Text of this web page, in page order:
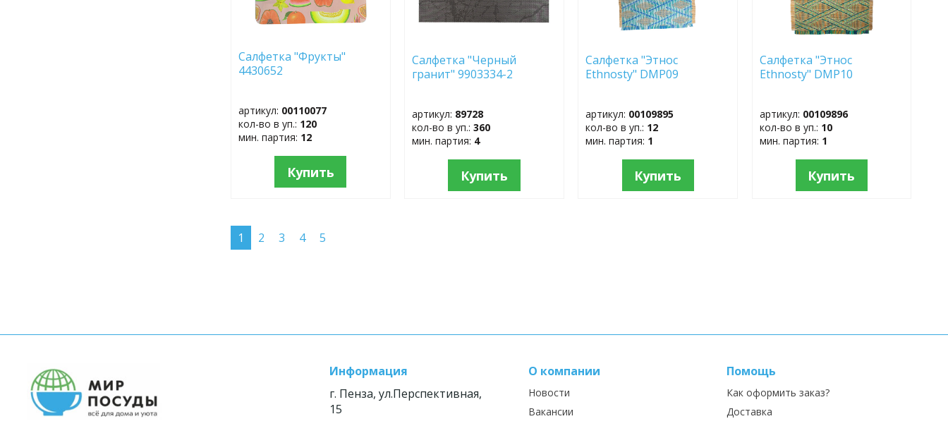
Салфетка "Фрукты"
4430652
артикул: 00110077
кол-во в уп.: 120
мин. партия: 12
Купить
Салфетка "Черный
гранит" 9903334-2
артикул: 89728
кол-во в уп.:360
мин. партия: 4
Купить
Салфетка "Этнос
Ethnosty" DMP09
артикул: 00109895
кол-во в уп.: 12
мин. партия: 1
Купить
Салфетка "Этнос
Ethnosty" DMP10
артикул: 00109896
кол-во в уп.: 10
мин. партия: 1
Купить
1 2 3 4 5
Информация
г. Пенза, ул.Перспективная,
15
О компании
Новости
Вакансии
Помощь
Как оформить заказ?
Доставка